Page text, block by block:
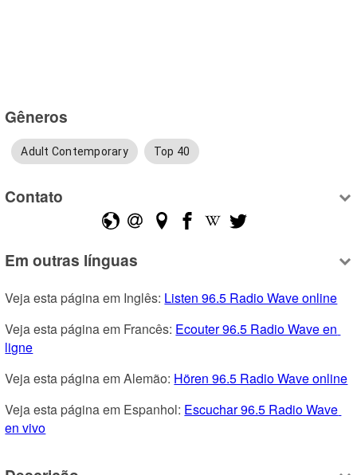
Gêneros
Adult Contemporary Top 40
Contato
Em outras línguas
Veja esta página em Inglês: Listen 96.5 Radio Wave online
Veja esta página em Francês: Ecouter 96.5 Radio Wave en
ligne
Veja esta página em Alemão: Hören 96.5 Radio Wave online
Veja esta página em Espanhol: Escuchar 96.5 Radio Wave
en vivo